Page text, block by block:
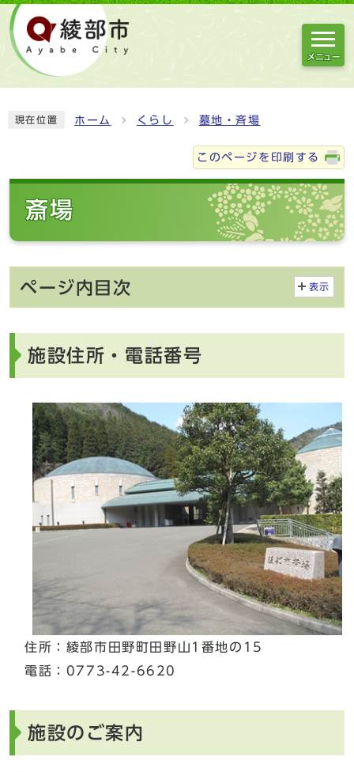
メニュー
現在位置 ホーム くらし 墓地・斉場
このページを印刷する
斎場
ページ内目次 表示
施設住所・電話番号
住所：綾部市田野町田野山1番地の15
電話：0773-42-6620
施設のご案内